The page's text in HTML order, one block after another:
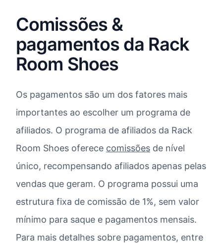
Comissões &
pagamentos da Rack
Room Shoes
Os pagamentos são um dos fatores mais
importantes ao escolher um programa de
afiliados. O programa de afiliados da Rack
Room Shoes oferece comissões de nível
único, recompensando afiliados apenas pelas
vendas que geram. O programa possui uma
estrutura fixa de comissão de 1%, sem valor
mínimo para saque e pagamentos mensais.
Para mais detalhes sobre pagamentos, entre